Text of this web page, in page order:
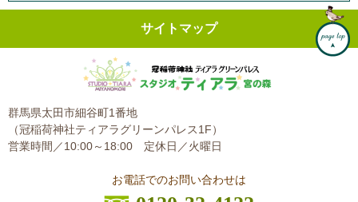
サイトマップ
群馬県太田市細谷町1番地
（冠稲荷神社ティアラグリーンパレス1F）
営業時間／10:00～18:00 定休日／火曜日
お電話でのお問い合わせは